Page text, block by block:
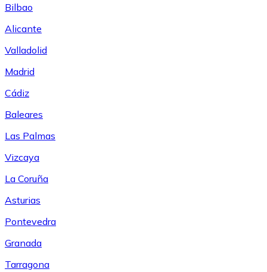
Bilbao
Alicante
Valladolid
Madrid
Cádiz
Baleares
Las Palmas
Vizcaya
La Coruña
Asturias
Pontevedra
Granada
Tarragona